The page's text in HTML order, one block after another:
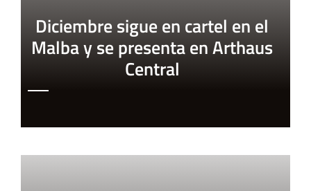
Diciembre sigue en cartel en el
Malba y se presenta en Arthaus
Central